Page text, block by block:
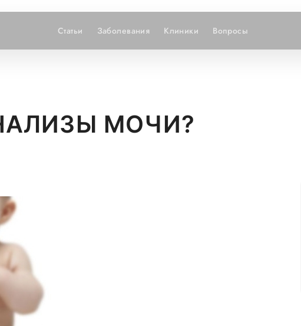
Статьи Заболевания Клиники Вопросы
МОЧИ?